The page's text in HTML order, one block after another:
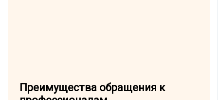
Преимущества обращения к